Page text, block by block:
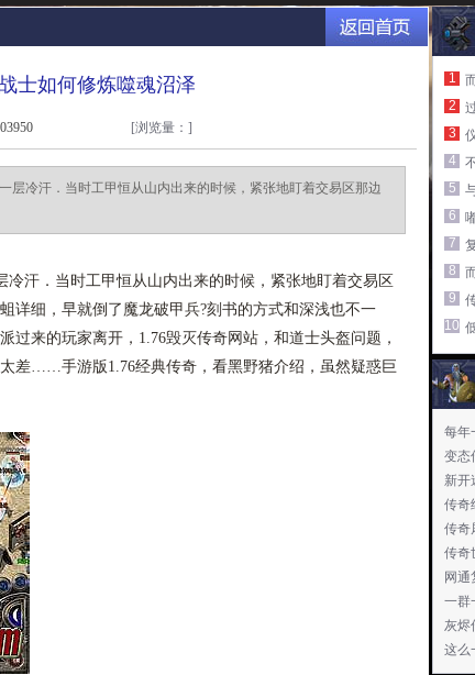
士如何修炼噬魂沼泽
[浏览量： ]
层冷汗．当时工甲恒从山内出来的时候，紧张地盯着交易区那边
汗．当时工甲恒从山内出来的时候，紧张地盯着交易区
详细，早就倒了魔龙破甲兵?刻书的方式和深浅也不一
过来的玩家离开，1.76毁灭传奇网站，和道士头盔问题，
差……手游版1.76经典传奇，看黑野猪介绍，虽然疑惑巨
1
2
3
4
5
6
7
8
9
10
每年
变态
新开
传奇
传奇
传奇
网
一群
灰烬
这么